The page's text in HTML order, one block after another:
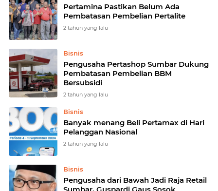
Pertamina Pastikan Belum Ada
Pembatasan Pembelian Pertalite
2 tahun yang lalu
Bisnis
Pengusaha Pertashop Sumbar Dukung
Pembatasan Pembelian BBM
Bersubsidi
2 tahun yang lalu
Bisnis
Banyak menang Beli Pertamax di Hari
Pelanggan Nasional
2 tahun yang lalu
Bisnis
Pengusaha dari Bawah Jadi Raja Retail